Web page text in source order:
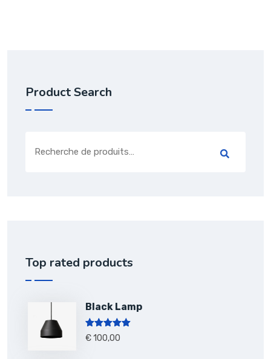
Product Search
Top rated products
Black Lamp
Note5.00
sur 5
€100,00